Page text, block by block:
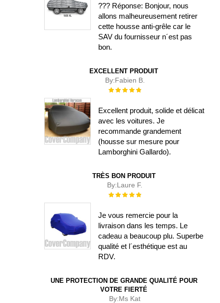
??? Réponse: Bonjour, nous
allons malheureusement retirer
cette housse anti-grêle car le
SAV du fournisseur n´est pas
bon.
EXCELLENT PRODUIT
By:Fabien B.
Évaluation :
Excellent produit, solide et délicat
avec les voitures. Je
recommande grandement
(housse sur mesure pour
Lamborghini Gallardo).
TRÈS BON PRODUIT
By:Laure F.
Évaluation :
Je vous remercie pour la
livraison dans les temps. Le
cadeau a beaucoup plu. Superbe
qualité et l´esthétique est au
RDV.
UNE PROTECTION DE GRANDE QUALITÉ POUR
VOTRE FIERTÉ
By:Ms Kat